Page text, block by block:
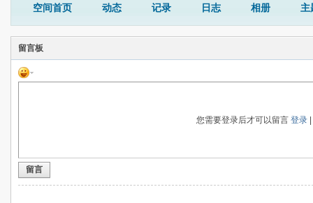
空间首页 动态 记录 日志 相册 主
留言板
您需要登录后才可以留言 登录|
留言